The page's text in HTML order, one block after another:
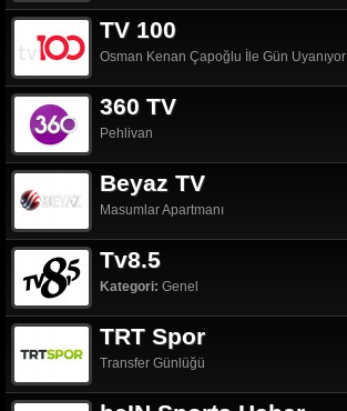
TV 100
Osman Kenan Çapoğlu İle Gün Uyanıyor
360 TV
Pehlivan
Beyaz TV
Masumlar Apartmanı
Tv8.5
Kategori: Genel
TRT Spor
Transfer Günlüğü